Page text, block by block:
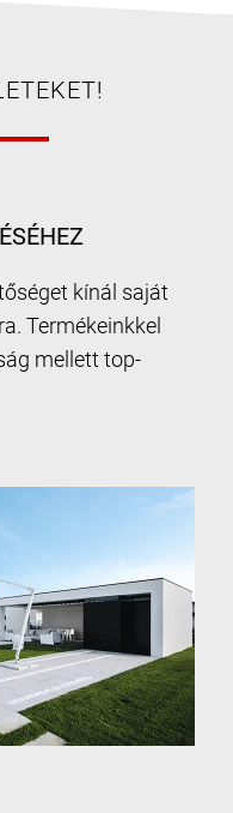
kínál saját
Termékeinkkel
mellett top-